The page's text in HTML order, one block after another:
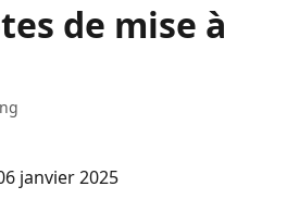
de mise à
janvier 2025